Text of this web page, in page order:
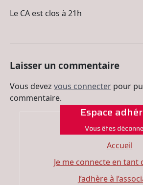
Le CA est clos à 21h
Laisser un commentaire
Vous devez vous connecter pour
commentaire.
Espace
Vous êtes
Accueil
Je me connecte en tant
J’adhère à